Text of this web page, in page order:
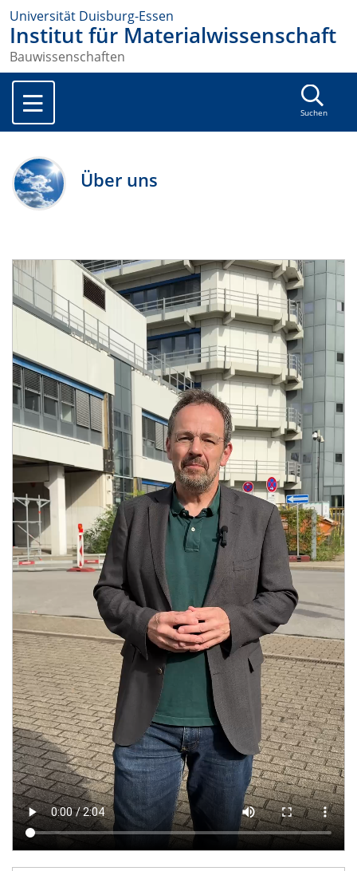
Universität Duisburg-Essen
Institut für Materialwissenschaft
Bauwissenschaften
Suchen
Über uns